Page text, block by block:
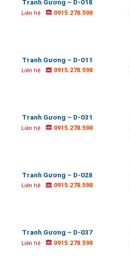
Tranh Gương – D-018
Liên hệ 0915.278.598
Tranh Gương – D-011
Liên hệ 0915.278.598
Tranh Gương – D-031
Liên hệ 0915.278.598
Tranh Gương – D-028
Liên hệ 0915.278.598
Tranh Gương – D-037
Liên hệ 0915.278.598